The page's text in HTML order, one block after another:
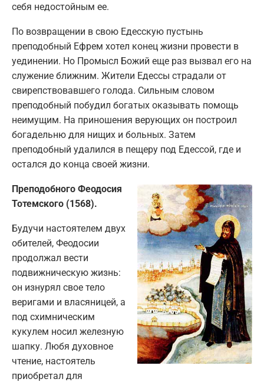
себя недостойным ее.
По возвращении в свою Едесскую пустынь
преподобный Ефрем хотел конец жизни провести в
уединении. Но Промысл Божий еще раз вызвал его на
служение ближним. Жители Едессы страдали от
свирепствовавшего голода. Сильным словом
преподобный побудил богатых оказывать помощь
неимущим. На приношения верующих он построил
богадельню для нищих и больных. Затем
преподобный удалился в пещеру под Едессой, где и
остался до конца своей жизни.
Преподобного Феодосия
Тотемского (1568).
Будучи настоятелем двух
обителей, Феодосии
продолжал вести
подвижническую жизнь:
он изнурял свое тело
веригами и власяницей, а
под схимническим
кукулем носил железную
шапку. Любя духовное
чтение, настоятель
приобретал для